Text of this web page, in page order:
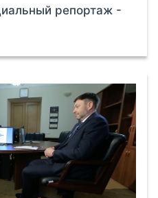
репортаж -